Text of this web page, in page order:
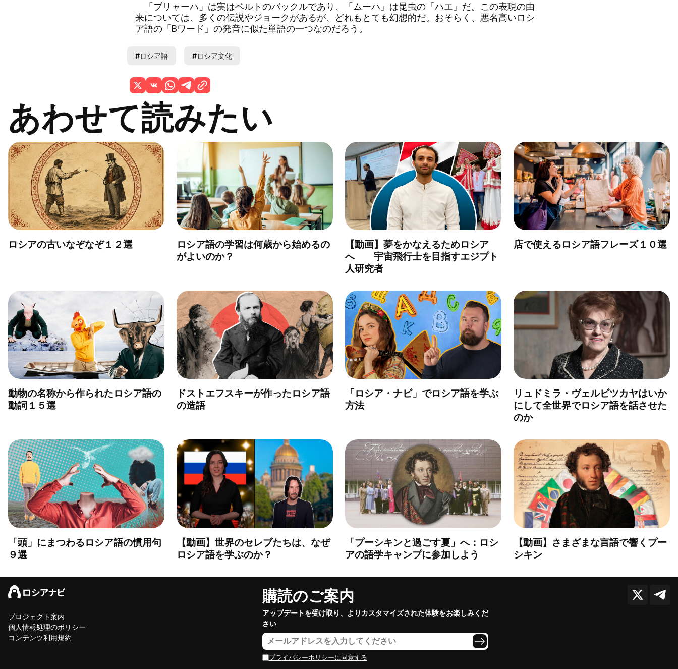
「ブリャーハ」は実はベルトのバックルであり、「ムーハ」は昆虫の「ハエ」だ。この表現の由
来については、多くの伝説やジョークがあるが、どれもとても幻想的だ。おそらく、悪名高いロシ
ア語の「Bワード」の発音に似た単語の一つなのだろう。
#ロシア語 #ロシア文化
あわせて読みたい
ロシアの古いなぞなぞ１２選
ロシア語の学習は何歳から始めるの
がよいのか？
【動画】夢をかなえるためロシア
へ 宇宙飛行士を目指すエジプト
人研究者
店で使えるロシア語フレーズ１０選
動物の名称から作られたロシア語の
動詞１５選
ドストエフスキーが作ったロシア語
の造語
「ロシア・ナビ」でロシア語を学ぶ
方法
リュドミラ・ヴェルビツカヤはいか
にして全世界でロシア語を話させた
のか
「頭」にまつわるロシア語の慣用句
９選
【動画】世界のセレブたちは、なぜ
ロシア語を学ぶのか？
「プーシキンと過ごす夏」へ：ロシ
アの語学キャンプに参加しよう
【動画】さまざまな言語で響くプー
シキン
プロジェクト案内
個人情報処理のポリシー
コンテンツ利用規約
購読のご案内
アップデートを受け取り、よりカスタマイズされた体験をお楽しみくだ
さい
プライバシーポリシーに同意する